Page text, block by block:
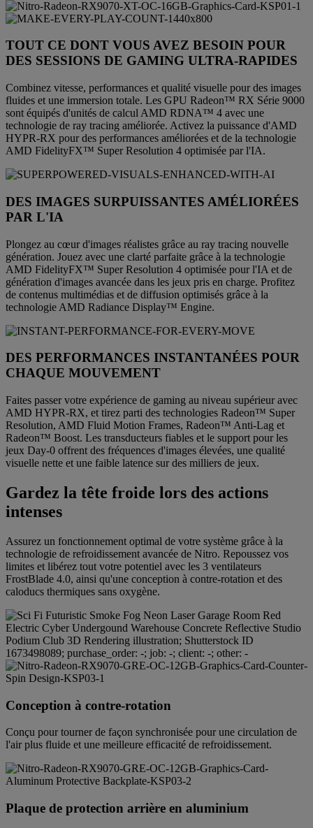
TOUT CE DONT VOUS AVEZ BESOIN POUR
DES SESSIONS DE GAMING ULTRA-RAPIDES
Combinez vitesse, performances et qualité visuelle pour des images
fluides et une immersion totale. Les GPU Radeon™ RX Série 9000
sont équipés d'unités de calcul AMD RDNA™ 4 avec une
technologie de ray tracing améliorée. Activez la puissance d'AMD
HYPR-RX pour des performances améliorées et de la technologie
AMD FidelityFX™ Super Resolution 4 optimisée par l'IA.
DES IMAGES SURPUISSANTES AMÉLIORÉES
PAR L'IA
Plongez au cœur d'images réalistes grâce au ray tracing nouvelle
génération. Jouez avec une clarté parfaite grâce à la technologie
AMD FidelityFX™ Super Resolution 4 optimisée pour l'IA et de
génération d'images avancée dans les jeux pris en charge. Profitez
de contenus multimédias et de diffusion optimisés grâce à la
technologie AMD Radiance Display™ Engine.
DES PERFORMANCES INSTANTANÉES POUR
CHAQUE MOUVEMENT
Faites passer votre expérience de gaming au niveau supérieur avec
AMD HYPR-RX, et tirez parti des technologies Radeon™ Super
Resolution, AMD Fluid Motion Frames, Radeon™ Anti-Lag et
Radeon™ Boost. Les transducteurs fiables et le support pour les
jeux Day-0 offrent des fréquences d'images élevées, une qualité
visuelle nette et une faible latence sur des milliers de jeux.
Gardez la tête froide lors des actions
intenses
Assurez un fonctionnement optimal de votre système grâce à la
technologie de refroidissement avancée de Nitro. Repoussez vos
limites et libérez tout votre potentiel avec les 3 ventilateurs
FrostBlade 4.0, ainsi qu'une conception à contre-rotation et des
caloducs thermiques sans oxygène.
Conception à contre-rotation
Conçu pour tourner de façon synchronisée pour une circulation de
l'air plus fluide et une meilleure efficacité de refroidissement.
Plaque de protection arrière en aluminium